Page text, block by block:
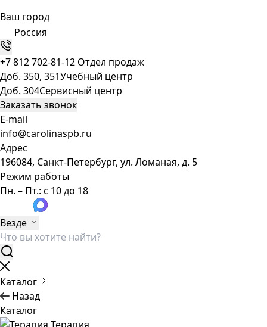
Ваш город
Россия
+7 812 702-81-12 Отдел продаж
Доб. 350, 351Учебный центр
Доб. 304Сервисный центр
Заказать звонок
E-mail
info@carolinaspb.ru
Адрес
196084, Санкт-Петербург, ул. Ломаная, д. 5
Режим работы
Пн. – Пт.: с 10 до 18
Везде
Каталог
Назад
Каталог